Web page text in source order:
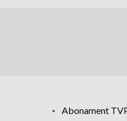
Abonament